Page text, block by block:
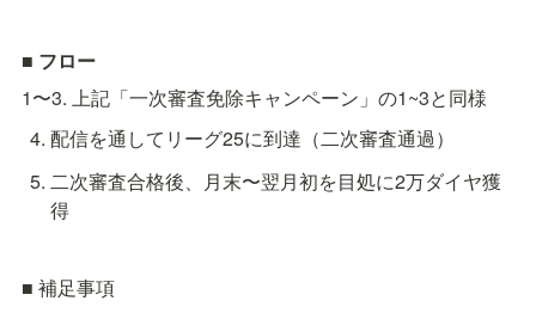
■ フロー
1〜3. 上記「一次審査免除キャンペーン」の1~3と同様
配信を通してリーグ25に到達（二次審査通過）
二次審査合格後、月末〜翌月初を目処に2万ダイヤ獲
得
■ 補足事項